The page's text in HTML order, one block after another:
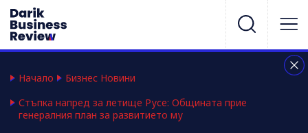
Начало
Бизнес Новини
Стъпка напред за летище Русе: Общината прие
генералния план за развитието му